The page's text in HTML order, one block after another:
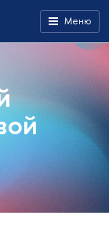
Меню